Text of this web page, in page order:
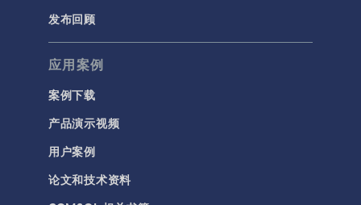
半导体器件
带电粒子追踪
波动光学
等离子体物理
科学新闻
结构 & 声学
发布回顾
应用案例
案例下载
产品演示视频
用户案例
论文和技术资料